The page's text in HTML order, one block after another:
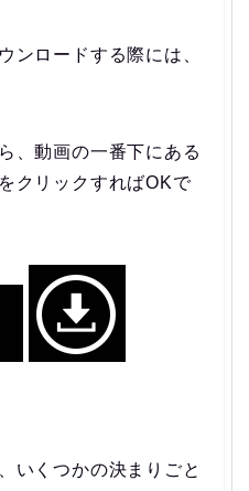
ンロードする際には、
、動画の一番下にある
クリックすればOKで
いくつかの決まりごと